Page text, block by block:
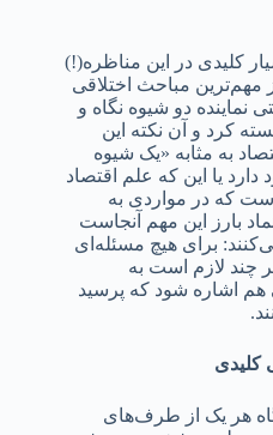
کلیدی در این مناظره(!)
مهم‌ترین مباحث اختلاقی
نماینده دو شیوه نگاه و
کرد و آن نکته این
به مثابه «یک شیوه
یا این که علم اقتصاد
که در مواردی به
بارز این مهم آنجاست
برای هیچ مسئله‌ای
چند لازم است به
اشاره شود که پرسید
کلیدی
هر یک از طرف‌های